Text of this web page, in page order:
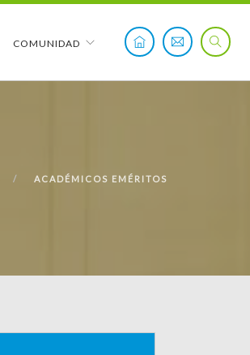
COMUNIDAD
ACADÉMICOS EMÉRITOS